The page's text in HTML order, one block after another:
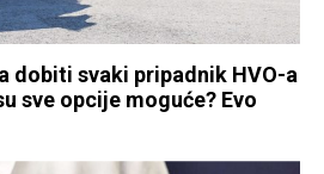
dobiti svaki pripadnik HVO-a
sve opcije moguće? Evo